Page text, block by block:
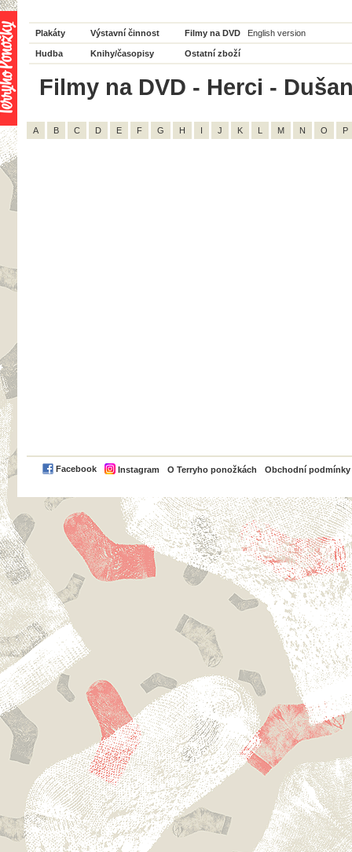
Plakáty Výstavní činnost Filmy na DVD English version
Hudba Knihy/časopisy Ostatní zboží
Filmy na DVD - Herci -
A B C D E F G H I J K L M N O P
Facebook Instagram O Terryho ponožkách Obchodní podmínky
PayPal